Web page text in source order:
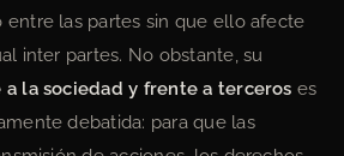
entre las partes sin que ello afecte
inter partes. No obstante, su
la sociedad y frente a terceros es
debatida: para que las